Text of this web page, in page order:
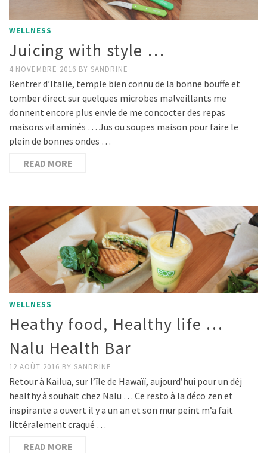
WELLNESS
Juicing with style …
4 NOVEMBRE 2016 BY SANDRINE
Rentrer d’Italie, temple bien connu de la bonne bouffe et
tomber direct sur quelques microbes malveillants me
donnent encore plus envie de me concocter des repas
maisons vitaminés … Jus ou soupes maison pour faire le
plein de bonnes ondes …
READ MORE
WELLNESS
Heathy food, Healthy life …
Nalu Health Bar
12 AOÛT 2016 BY SANDRINE
Retour à Kailua, sur l’île de Hawaïï, aujourd’hui pour un déj
healthy à souhait chez Nalu … Ce resto à la déco zen et
inspirante a ouvert il y a un an et son mur peint m’a fait
littéralement craqué …
READ MORE